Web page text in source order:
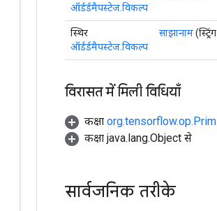
ऑर्डर्डमैपस्टेज.विकल्प
स्थिर
ऑर्डर्डमैपस्टेज.विकल्प
साझानाम
विरासत में मिली विधियाँ
कक्षा
कक्षा java.lang.Object से
सार्वजनिक तरीके